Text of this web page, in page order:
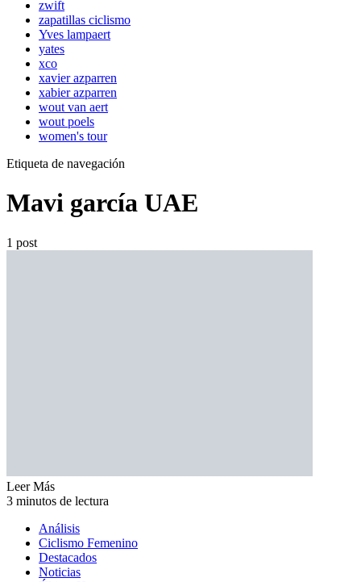
zwift
zapatillas ciclismo
Yves lampaert
yates
xco
xavier azparren
xabier azparren
wout van aert
wout poels
women's tour
Etiqueta de navegación
Mavi garcía UAE
1 post
Leer Más
3 minutos de lectura
Análisis
Ciclismo Femenino
Destacados
Noticias